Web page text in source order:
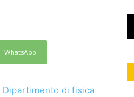
WhatsApp
Dipartimento di fisica